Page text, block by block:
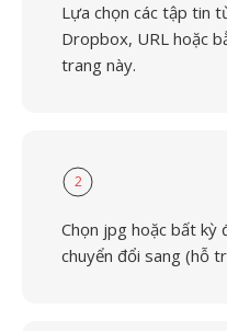
Lựa chọn các tập tin
Dropbox, URL hoặc
trang này.
2
Chọn jpg hoặc bất kỳ
chuyển đổi sang (hỗ